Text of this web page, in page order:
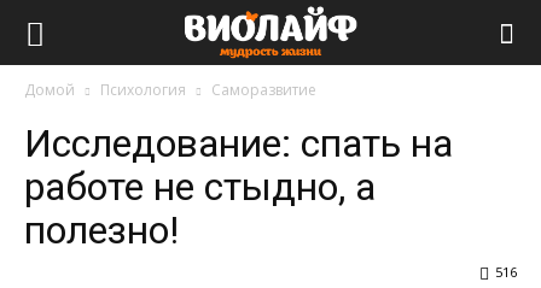
Домой Психология Саморазвитие
Исследование: спать на
работе не стыдно, а
полезно!
516